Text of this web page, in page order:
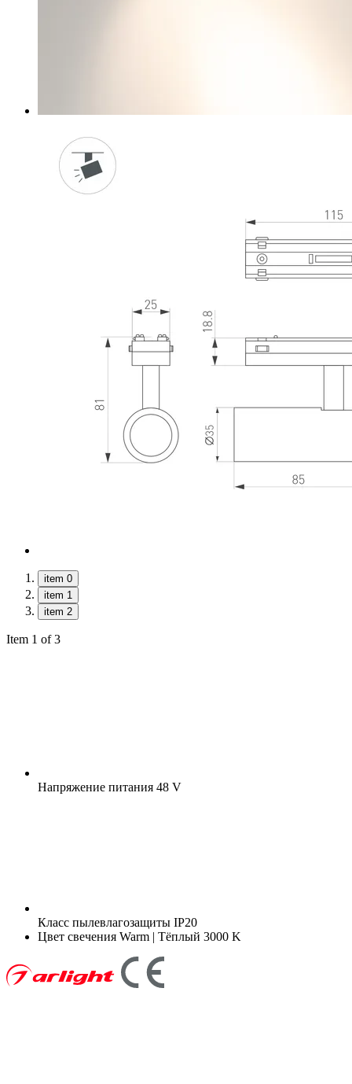
item 0
item 1
item 2
Item 1 of 3
Напряжение питания 48 V
Класс пылевлагозащиты IP20
Цвет свечения Warm | Тёплый 3000 K